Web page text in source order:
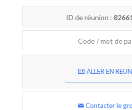
ID de réunion :
Code / mot de
ALLER EN
Contacter le